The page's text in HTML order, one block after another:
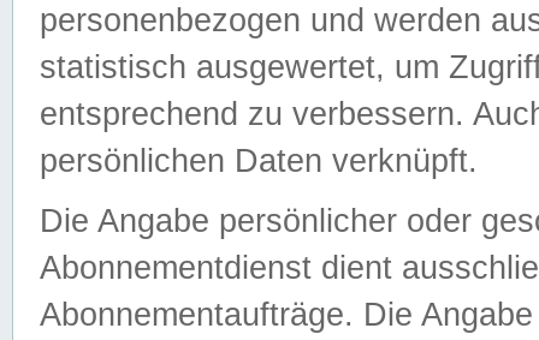
personenbezogen und werden
statistisch ausgewertet, um
entsprechend zu verbessern.
persönlichen Daten verknüpft.
Die Angabe persönlicher oder
Abonnementdienst dient
Abonnementaufträge. Die